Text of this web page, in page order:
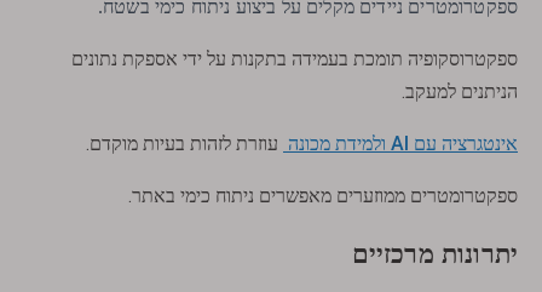
ספקטרומטרים ניידים מקלים על ביצוע ניתוח כימי בשטח.
ספקטרוסקופיה תומכת בעמידה בתקנות על ידי אספקת נתונים
הניתנים למעקב.
אינטגרציה עם AI ולמידת מכונה עוזרת לזהות בעיות מוקדם.
ספקטרומטרים ממוזערים מאפשרים ניתוח כימי באתר.
יתרונות מרכזיים